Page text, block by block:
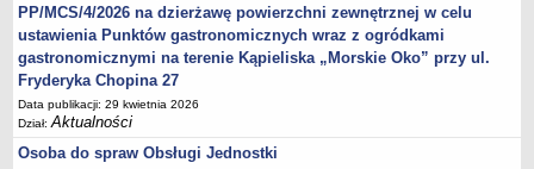
PP/MCS/4/2026 na dzierżawę powierzchni zewnętrznej w celu
ustawienia Punktów gastronomicznych wraz z ogródkami
gastronomicznymi na terenie Kąpieliska „Morskie Oko” przy ul.
Fryderyka Chopina 27
Data publikacji: 29 kwietnia 2026
Dział:Aktualności
Osoba do spraw Obsługi Jednostki